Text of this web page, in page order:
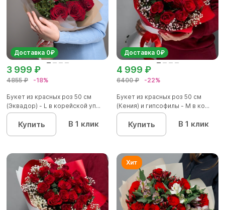
Доставка 0₽
4855 ₽ -18%
3 999 ₽
Букет из красных роз 50 см
(Эквадор) - L в корейской уп...
Купить В 1 клик
Доставка 0₽
6400 ₽ -22%
4 999 ₽
Букет из красных роз 50 см
(Кения) и гипсофилы - М в ко...
Купить В 1 клик